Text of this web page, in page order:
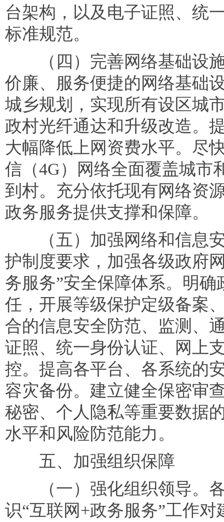
台架构，以及电子证照、统
标准规范。
（四）完善网络基础设施
价廉、服务便捷的网络基础
城乡规划，实现所有设区城
政村光纤通达和升级改造。
大幅降低上网资费水平。尽
信（4G）网络全面覆盖城市
到村。充分依托现有网络资
政务服务提供支撑和保障。
（五）加强网络和信息安
护制度要求，加强各级政府
务服务”安全保障体系。明
任，开展等级保护定级备案
合的信息安全防范、监测、
证照、统一身份认证、网上
控。提高各平台、各系统的
容灾备份。建立健全保密审
秘密、个人隐私等重要数据
水平和风险防范能力。
五、加强组织保障
（一）强化组织领导。各
识“互联网+政务服务”工作